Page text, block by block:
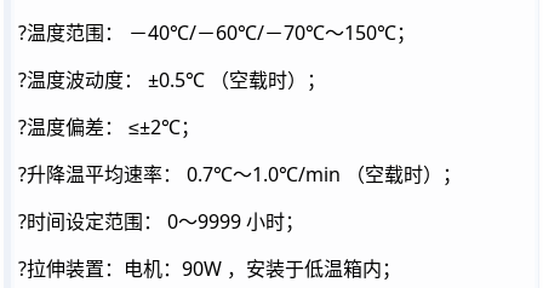
?温度范围： －40℃/－60℃/－70℃～150℃；
?温度波动度： ±0.5℃ （空载时）；
?温度偏差： ≤±2℃；
?升降温平均速率： 0.7℃～1.0℃/min （空载时）；
?时间设定范围： 0～9999 小时；
?拉伸装置：电机：90W ，安装于低温箱内；